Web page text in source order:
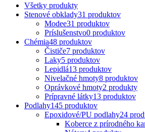
Všetky produkty
Stenové obklady31 produktov
Modee31 produktov
Príslušenstvo0 produktov
Chémia48 produktov
Čističe7 produktov
Laky5 produktov
Lepidlá13 produktov
Nivelačné hmoty8 produktov
Oprávkové hmoty2 produkty
Prípravné látky13 produktov
Podlahy145 produktov
Epoxidové/PU podlahy24
Koberce z prírodného